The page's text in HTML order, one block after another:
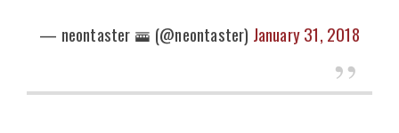
— neontaster 🚟 (@neontaster) January 31, 2018